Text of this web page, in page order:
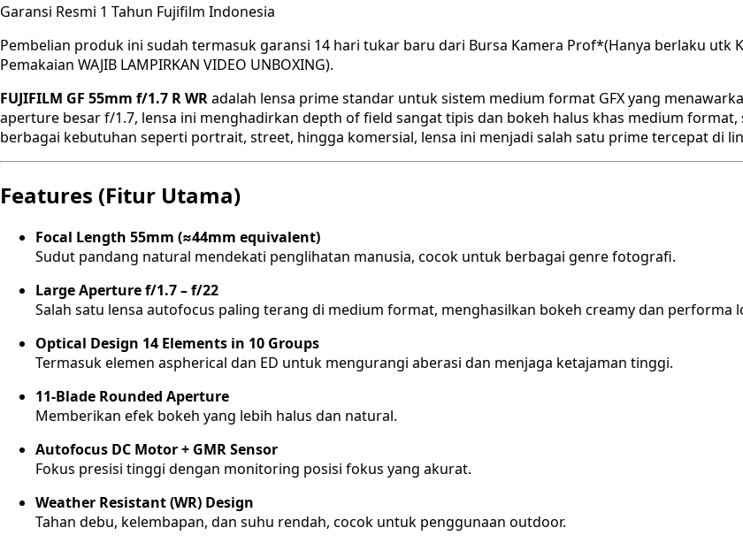
Garansi Resmi 1 Tahun Fujifilm Indonesia
Pembelian produk ini sudah termasuk garansi 14 hari tukar baru dari Bursa Kamera Prof*(Hanya berlaku utk
Pemakaian WAJIB LAMPIRKAN VIDEO UNBOXING).
FUJIFILM GF 55mm f/1.7 R WRadalah lensa prime standar untuk sistem medium format GFX yang
aperture besar f/1.7, lensa ini menghadirkan depth of field sangat tipis dan bokeh halus khas medium
berbagai kebutuhan seperti portrait, street, hingga komersial, lensa ini menjadi salah satu prime tercepat di
Features (Fitur Utama)
Focal Length 55mm (≈44mm equivalent)
Sudut pandang natural mendekati penglihatan manusia, cocok untuk berbagai genre fotografi.
Large Aperture f/1.7 – f/22
Salah satu lensa autofocus paling terang di medium format, menghasilkan bokeh creamy dan performa
Optical Design 14 Elements in 10 Groups
Termasuk elemen aspherical dan ED untuk mengurangi aberasi dan menjaga ketajaman tinggi.
11-Blade Rounded Aperture
Memberikan efek bokeh yang lebih halus dan natural.
Autofocus DC Motor + GMR Sensor
Fokus presisi tinggi dengan monitoring posisi fokus yang akurat.
Weather Resistant (WR) Design
Tahan debu, kelembapan, dan suhu rendah, cocok untuk penggunaan outdoor.